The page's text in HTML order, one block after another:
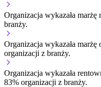
Organizacja wykazała
branży.
Organizacja wykazała
organizacji z branży.
Organizacja wykazała
83% organizacji z branży.